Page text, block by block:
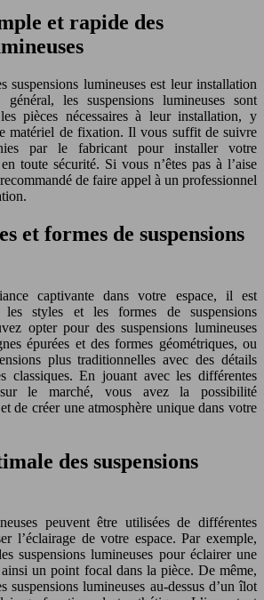
et rapide des
suspensions lumineuses est leur installation
les suspensions lumineuses sont
pièces nécessaires à leur installation, y
matériel de fixation. Il vous suffit de suivre
par le fabricant pour installer votre
toute sécurité. Si vous n’êtes pas à l’aise
de faire appel à un professionnel
et formes de suspensions
captivante dans votre espace, il est
les styles et les formes de suspensions
opter pour des suspensions lumineuses
épurées et des formes géométriques, ou
plus traditionnelles avec des détails
classiques. En jouant avec les différentes
le marché, vous avez la possibilité
de créer une atmosphère unique dans votre
des suspensions
peuvent être utilisées de différentes
l’éclairage de votre espace. Par exemple,
suspensions lumineuses pour éclairer une
un point focal dans la pièce. De même,
suspensions lumineuses au-dessus d’un îlot